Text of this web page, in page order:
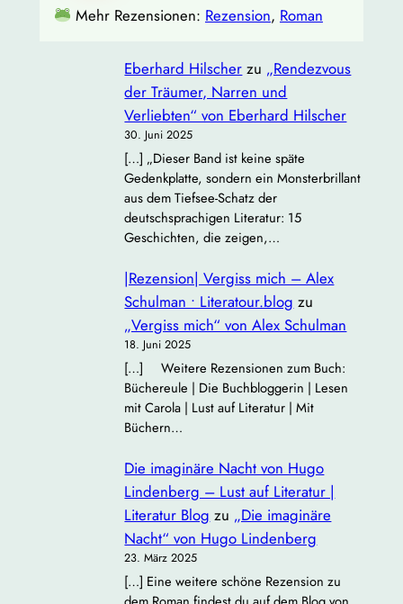
Mehr Rezensionen: Rezension, Roman
Eberhard Hilscher zu „Rendezvous
der Träumer, Narren und
Verliebten“ von Eberhard Hilscher
30. Juni 2025
[…] „Dieser Band ist keine späte
Gedenkplatte, sondern ein Monsterbrillant
aus dem Tiefsee‐Schatz der
deutschsprachigen Literatur: 15
Geschichten, die zeigen,…
|Rezension| Vergiss mich – Alex
Schulman • Literatour.blog zu
„Vergiss mich“ von Alex Schulman
18. Juni 2025
[…] Weitere Rezensionen zum Buch:
Büchereule | Die Buchbloggerin | Lesen
mit Carola | Lust auf Literatur | Mit
Büchern…
Die imaginäre Nacht von Hugo
Lindenberg – Lust auf Literatur |
Literatur Blog zu „Die imaginäre
Nacht“ von Hugo Lindenberg
23. März 2025
[…] Eine weitere schöne Rezension zu